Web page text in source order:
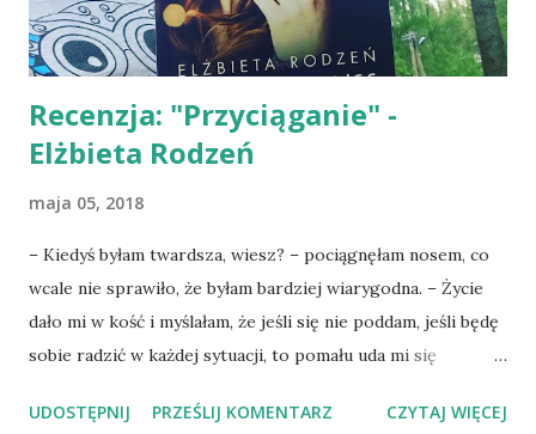
bezapelacyjnie kupiła moje czytelnicze serce. A stało się tak
z kilku powodów: 1. autorka stworzyła historię, której
podwaliny stano...
Recenzja: "Przyciąganie" -
Elżbieta Rodzeń
maja 05, 2018
– Kiedyś byłam twardsza, wiesz? – pociągnęłam nosem, co
wcale nie sprawiło, że byłam bardziej wiarygodna. – Życie
dało mi w kość i myślałam, że jeśli się nie poddam, jeśli będę
sobie radzić w każdej sytuacji, to pomału uda mi się
Dlatego gdy Krzysztof uderzył mnie pierwszy raz,
UDOSTĘPNIJ PRZEŚLIJ KOMENTARZ CZYTAJ WIĘCEJ